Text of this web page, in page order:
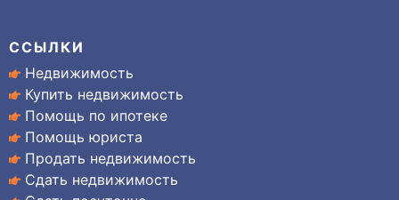
ССЫЛКИ
Недвижимость
Купить недвижимость
Помощь по ипотеке
Помощь юриста
Продать недвижимость
Сдать недвижимость